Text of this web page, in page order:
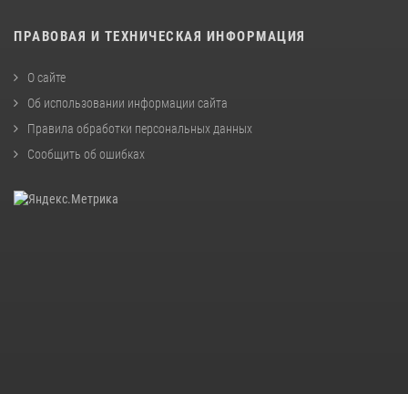
ПРАВОВАЯ И ТЕХНИЧЕСКАЯ ИНФОРМАЦИЯ
О сайте
Об использовании информации сайта
Правила обработки персональных данных
Сообщить об ошибках